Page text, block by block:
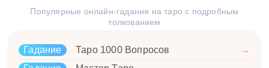
Популярные онлайн-гадания на таро с подробным
толкованием
Гадание Таро 1000 Вопросов
→